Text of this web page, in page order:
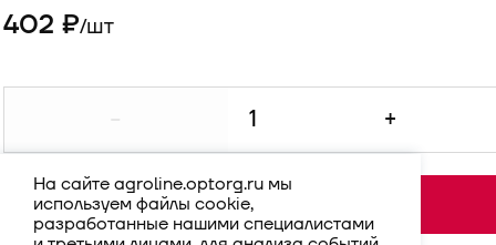
402 ₽/шт
+
В корзину
На сайте agroline.optorg.ru мы
используем файлы cookie,
разработанные нашими специалистами